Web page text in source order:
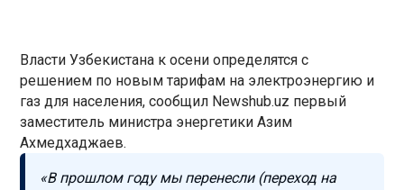
Власти Узбекистана к осени определятся с
решением по новым тарифам на электроэнергию и
газ для населения, сообщил Newshub.uz первый
заместитель министра энергетики Азим
Ахмедхаджаев.
«В прошлом году мы перенесли (переход на